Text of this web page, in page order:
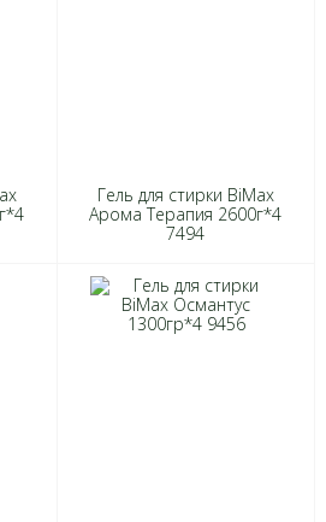
Гель для стирки BiMax
Арома Терапия 2600г*4
7494